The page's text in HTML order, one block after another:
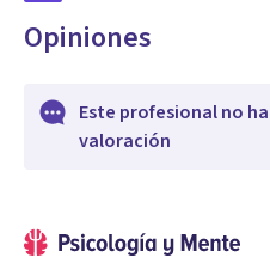
Opiniones
Este profesional no
valoración